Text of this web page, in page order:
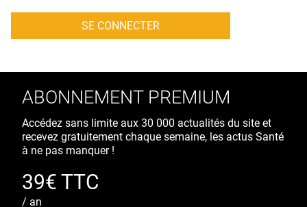
CRÉDITS
ABONNEMENT PREMIUM
Accédez sans limite aux 30 000 actualités du site et
recevez gratuitement chaque semaine, les actus Santé
à ne pas manquer !
39€ TTC
/ an